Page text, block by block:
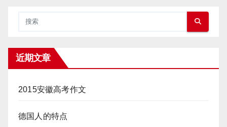
近期文章
2015安徽高考作文
德国人的特点